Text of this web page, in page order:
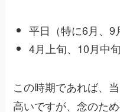
平日（特に6月、9
4月上旬、10月中
この時期であれば、
高いですが、念のた